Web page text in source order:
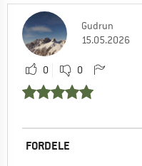
Gudrun
15.05.2026
0 0
FORDELE